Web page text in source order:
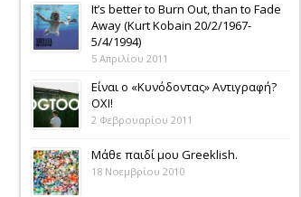
It’s better to Burn Out, than to Fade
Away (Κurt Kobain 20/2/1967-
5/4/1994)
5 Απριλίου 2011
Eίναι ο «Κυνόδοντας» Αντιγραφή?
ΟΧΙ!
2 Φεβρουαρίου 2011
Μάθε παιδί μου Greeklish.
18 Νοεμβρίου 2010